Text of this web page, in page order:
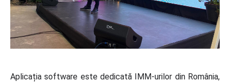
Aplicația software este dedicată IMM-urilor din România,